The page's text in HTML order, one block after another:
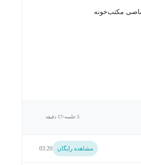
مکتب‌خونه
5 جلسه 17 دقیقه
مشاهده رایگان 03:20